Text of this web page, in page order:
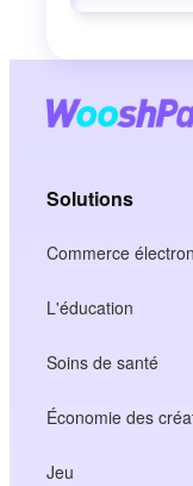
Solutions
Commerce
L'éducation
Soins de santé
Économie des
Jeu